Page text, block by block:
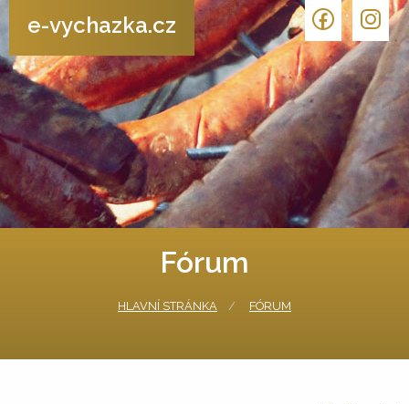
e-vychazka.cz
Fórum
HLAVNÍ STRÁNKA FÓRUM